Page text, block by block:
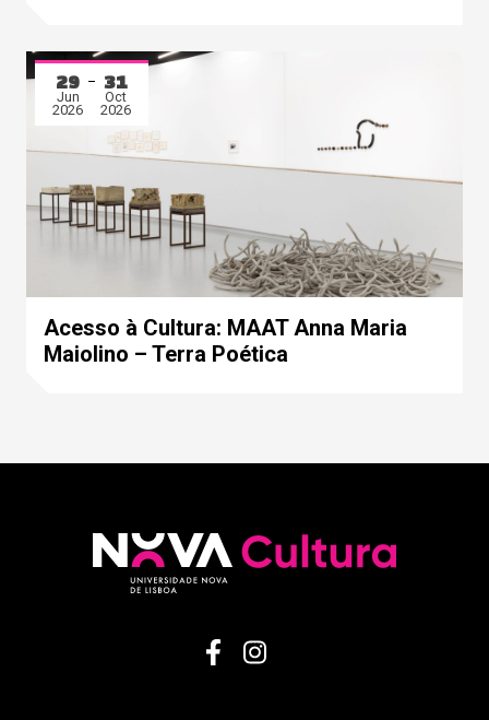
29
Jun
2026
31
Oct
2026
Acesso à Cultura: MAAT Anna Maria
Maiolino – Terra Poética